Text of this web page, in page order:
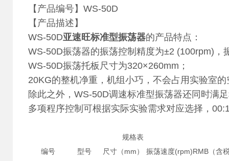
【产品编号】WS-50D
【产品描述】
WS-50D亚速旺标准型振荡器的产品特点：
WS-50D振荡器的振荡控制精度为±2 (100rpm)，
WS-50D振荡托板尺寸为320×260mm；
20KG的整机净重，机组小巧，不会占用实验室
除此之外，WS-50D调速标准型振荡器还同时满
多项程序控制可根据实际实验需求对应选择，
规格表
编号
型号 尺寸（mm） 振荡速度(rpm)RMB（含